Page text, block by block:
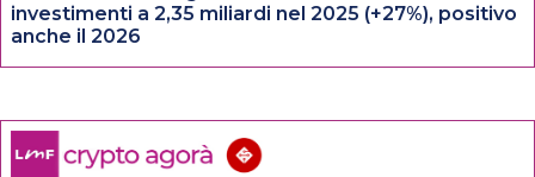
investimenti a 2,35 miliardi nel 2025 (+27%), positivo
anche il 2026